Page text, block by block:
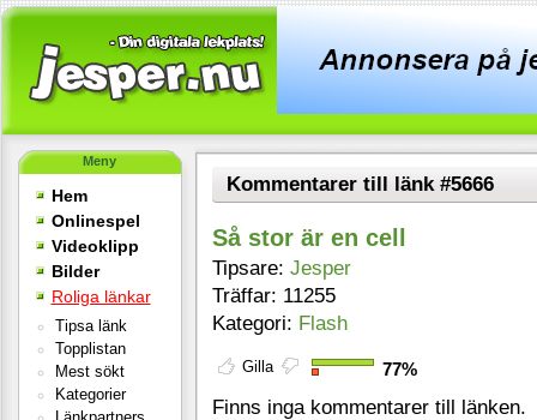
Meny
Hem
Onlinespel
Videoklipp
Bilder
Roliga länkar
Tipsa länk
Topplistan
Mest sökt
Kategorier
Kommentarer till länk #5666
Så stor är en cell
Tipsare: Jesper
Träffar: 11255
Kategori: Flash
Gilla 77%
Finns inga kommentarer till länken.